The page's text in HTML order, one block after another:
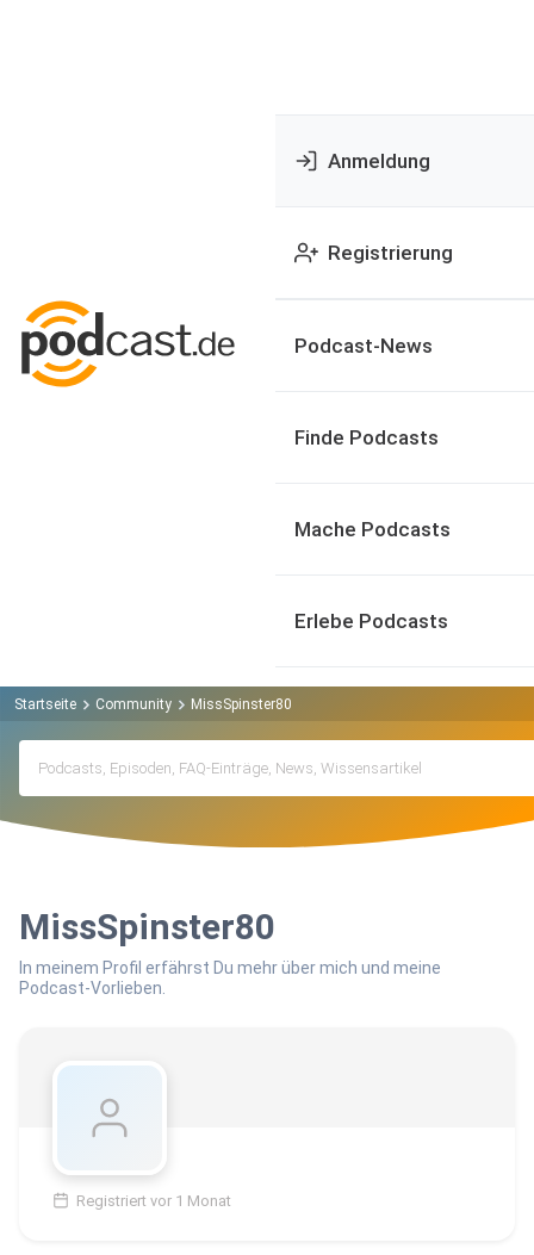
Anmeldung
Registrierung
Podcast-News
Finde Podcasts
Mache Podcasts
Erlebe Podcasts
Startseite Community MissSpinster80
MissSpinster80
In meinem Profil erfährst Du mehr über mich und meine
Podcast-Vorlieben.
Registriert vor 1 Monat